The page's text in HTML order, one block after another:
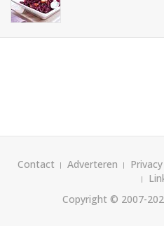
Contact Adverteren
Copyright © 2007-